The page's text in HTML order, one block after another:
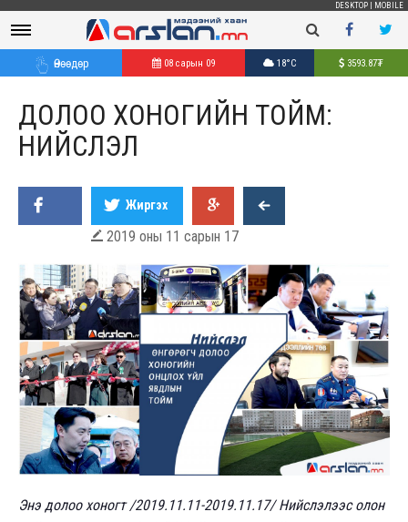
DESKTOP MOBILE
Өнөөдөр 08 сарын 09 18°C 3593.87₮
ДОЛОО ХОНОГИЙН ТОЙМ:
НИЙСЛЭЛ
Жиргэх
 2019 оны 11 сарын 17
Энэ долоо хоногт /2019.11.11-2019.11.17/ Нийслэлээс олон